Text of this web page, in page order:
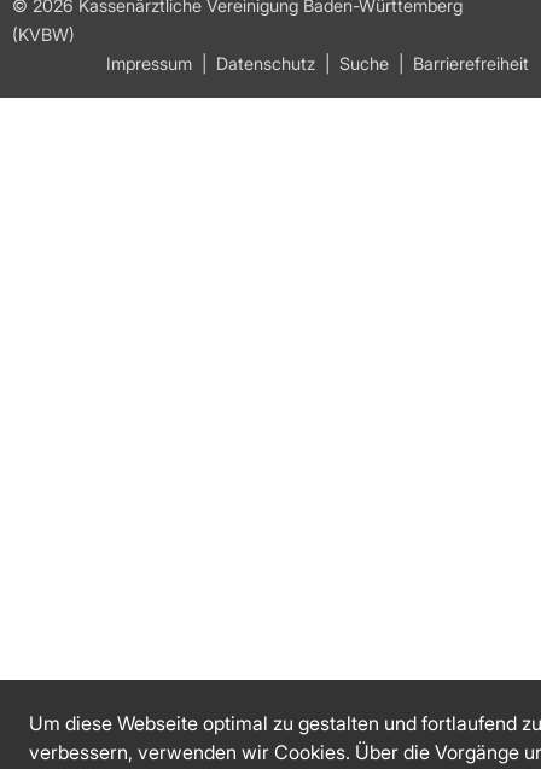
© 2026 Kassenärztliche Vereinigung Baden-Württemberg
(KVBW)
Impressum
Datenschutz Suche Barrierefreiheit
Um diese Webseite optimal zu gestalten und fortlaufend zu
verbessern, verwenden wir Cookies. Über die Vorgänge